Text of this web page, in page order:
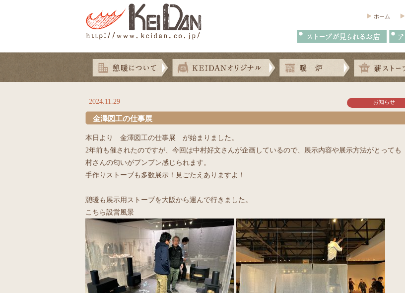
ホーム
2024.11.29 お知らせ
金澤図工の仕事展
本日より 金澤図工の仕事展 が始まりました。
2年前も催されたのですが、今回は中村好文さんが企画しているので、展示内容や展示方法がとって
村さんの匂いがプンプン感じられます。
手作りストーブも多数展示！見ごたえありますよ！
憩暖も展示用ストーブを大阪から運んで行きました。
こちら設営風景